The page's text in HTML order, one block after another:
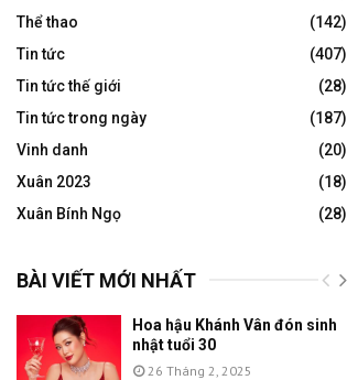
Thể thao
(142)
Tin tức
(407)
Tin tức thế giới
(28)
Tin tức trong ngày
(187)
Vinh danh
(20)
Xuân 2023
(18)
Xuân Bính Ngọ
(28)
BÀI VIẾT MỚI NHẤT
Hoa hậu Khánh Vân đón sinh
nhật tuổi 30
26 Tháng 2, 2025